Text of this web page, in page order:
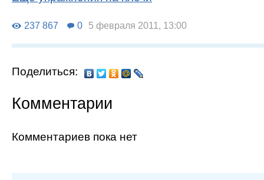
237 867 0 5 февраля 2011, 13:00
Поделиться:
Комментарии
Комментариев пока нет